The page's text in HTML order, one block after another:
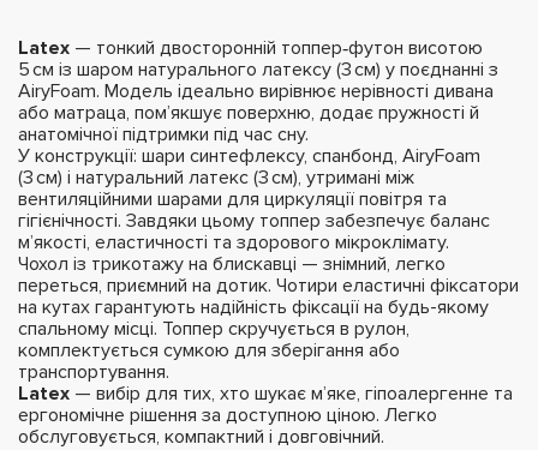
Latex — тонкий двосторонній топпер‑футон висотою
5 см із шаром натурального латексу (3 см) у поєднанні з
AiryFoam. Модель ідеально вирівнює нерівності дивана
або матраца, пом’якшує поверхню, додає пружності й
анатомічної підтримки під час сну.
У конструкції: шари синтефлексу, спанбонд, AiryFoam
(3 см) і натуральний латекс (3 см), утримані між
вентиляційними шарами для циркуляції повітря та
гігієнічності. Завдяки цьому топпер забезпечує баланс
м’якості, еластичності та здорового мікроклімату.
Чохол із трикотажу на блискавці — знімний, легко
переться, приємний на дотик. Чотири еластичні фіксатори
на кутах гарантують надійність фіксації на будь-якому
спальному місці. Топпер скручується в рулон,
комплектується сумкою для зберігання або
транспортування.
Latex — вибір для тих, хто шукає м’яке, гіпоалергенне та
ергономічне рішення за доступною ціною. Легко
обслуговується, компактний і довговічний.